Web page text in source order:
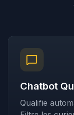
Chatbot
Qualifie